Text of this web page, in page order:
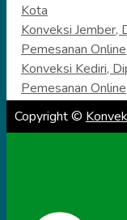
Categories
Kota
Konveksi Jember,
Pemesanan Online
Konveksi Kediri,
Pemesanan Online
Copyright ©